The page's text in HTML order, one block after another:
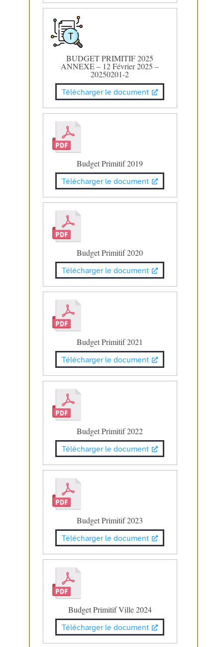
BUDGET PRIMITIF 2025
ANNEXE – 12 Février 2025 –
20250201-2
Télécharger le document
Budget Primitif 2019
Télécharger le document
Budget Primitif 2020
Télécharger le document
Budget Primitif 2021
Télécharger le document
Budget Primitif 2022
Télécharger le document
Budget Primitif 2023
Télécharger le document
Budget Primitif Ville 2024
Télécharger le document